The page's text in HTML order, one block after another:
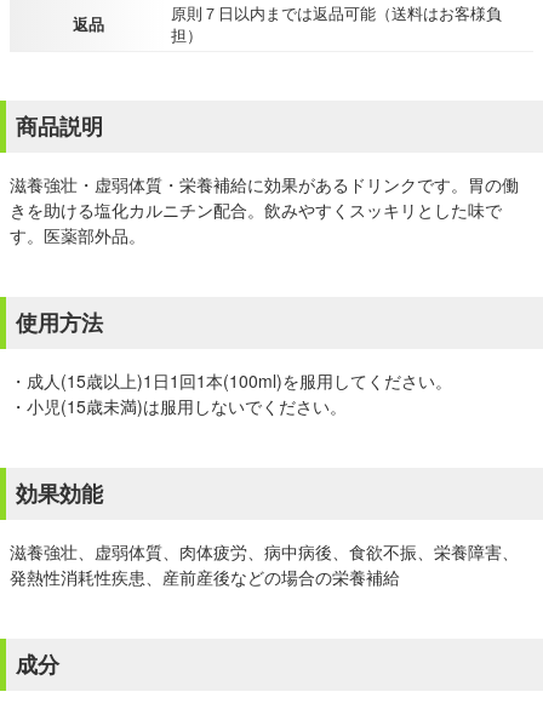
返品
原則７日以内までは返品可能（送料はお客様負
担）
商品説明
滋養強壮・虚弱体質・栄養補給に効果があるドリンクです。胃の働
きを助ける塩化カルニチン配合。飲みやすくスッキリとした味で
す。医薬部外品。
使用方法
・成人(15歳以上)1日1回1本(100ml)を服用してください。
・小児(15歳未満)は服用しないでください。
効果効能
滋養強壮、虚弱体質、肉体疲労、病中病後、食欲不振、栄養障害、
発熱性消耗性疾患、産前産後などの場合の栄養補給
成分